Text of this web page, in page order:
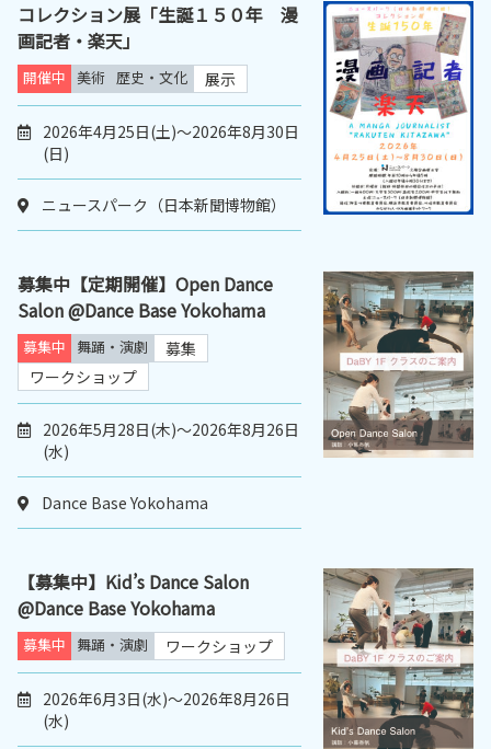
コレクション展「生誕１５０年 漫
画記者・楽天」
開催中 美術 歴史・文化 展示
2026年4月25日(土)～2026年8月30日
(日)
ニュースパーク（日本新聞博物館）
募集中【定期開催】Open Dance
Salon @Dance Base Yokohama
募集中 舞踊・演劇
募集
ワークショップ
2026年5月28日(木)～2026年8月26日
(水)
Dance Base Yokohama
【募集中】Kid’s Dance Salon
@Dance Base Yokohama
募集中 舞踊・演劇 ワークショップ
2026年6月3日(水)～2026年8月26日
(水)